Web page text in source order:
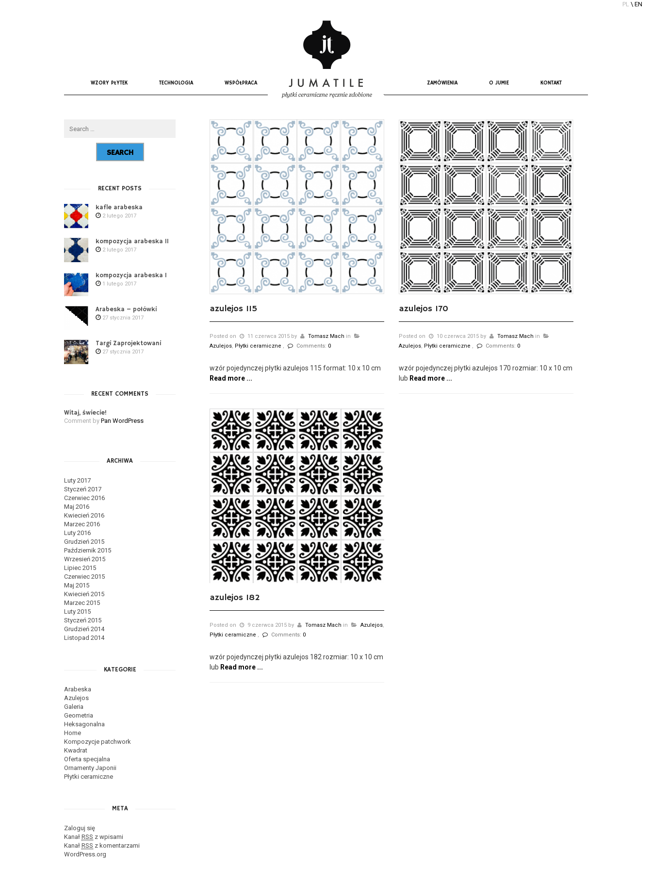
PL \ EN
WZORY PŁYTEK TECHNOLOGIA WSPÓŁPRACA ZAMÓWIENIA O JUMIE KONTAKT
azulejos 115
Posted on 11 czerwca 2015 by Tomasz Mach in
Azulejos, Płytki ceramiczne , Comments: 0
wzór pojedynczej płytki azulejos 115 format: 10 x 10 cm
Read more ...
azulejos 170
Posted on 10 czerwca 2015 by Tomasz Mach in
Azulejos, Płytki ceramiczne , Comments: 0
wzór pojedynczej płytki azulejos 170 rozmiar: 10 x 10 cm
lub Read more ...
azulejos 182
Posted on 9 czerwca 2015 by Tomasz Mach in Azulejos,
Płytki ceramiczne , Comments: 0
wzór pojedynczej płytki azulejos 182 rozmiar: 10 x 10 cm
lub Read more ...
RECENT POSTS
kafle arabeska
2 lutego 2017
kompozycja arabeska II
2 lutego 2017
kompozycja arabeska I
1 lutego 2017
Arabeska – połówki
27 stycznia 2017
Targi Zaprojektowani
27 stycznia 2017
RECENT COMMENTS
Witaj, świecie!
Comment by Pan WordPress
ARCHIWA
Luty 2017
Styczeń 2017
Czerwiec 2016
Maj 2016
Kwiecień 2016
Marzec 2016
Luty 2016
Grudzień 2015
Październik 2015
Wrzesień 2015
Lipiec 2015
Czerwiec 2015
Maj 2015
Kwiecień 2015
Marzec 2015
Luty 2015
Styczeń 2015
Grudzień 2014
Listopad 2014
KATEGORIE
Arabeska
Azulejos
Galeria
Geometria
Heksagonalna
Home
Kompozycje patchwork
Kwadrat
Oferta specjalna
Ornamenty Japonii
Płytki ceramiczne
META
Zaloguj się
Kanał RSS z wpisami
Kanał RSS z komentarzami
WordPress.org